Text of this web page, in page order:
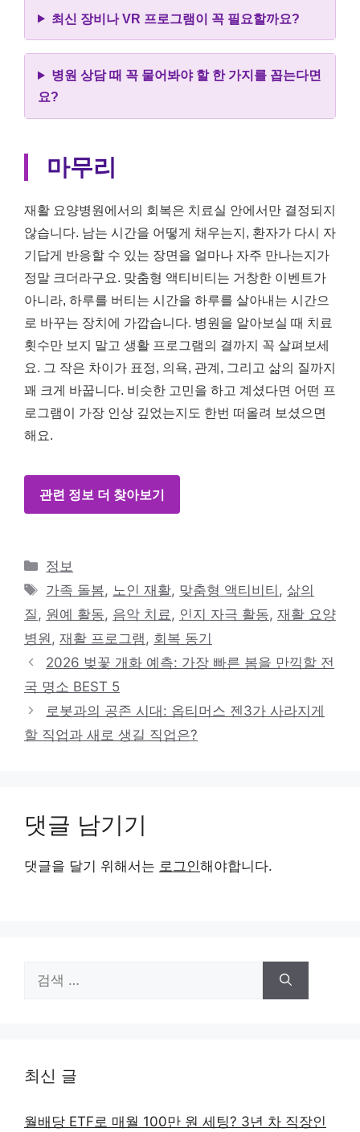
최신 장비나 VR 프로그램이 꼭 필요할까요?
병원 상담 때 꼭 물어봐야 할 한 가지를 꼽는다면
요?
마무리
재활 요양병원에서의 회복은 치료실 안에서만 결정되지
않습니다. 남는 시간을 어떻게 채우는지, 환자가 다시 자
기답게 반응할 수 있는 장면을 얼마나 자주 만나는지가
정말 크더라구요. 맞춤형 액티비티는 거창한 이벤트가
아니라, 하루를 버티는 시간을 하루를 살아내는 시간으
로 바꾸는 장치에 가깝습니다. 병원을 알아보실 때 치료
횟수만 보지 말고 생활 프로그램의 결까지 꼭 살펴보세
요. 그 작은 차이가 표정, 의욕, 관계, 그리고 삶의 질까지
꽤 크게 바꿉니다. 비슷한 고민을 하고 계셨다면 어떤 프
로그램이 가장 인상 깊었는지도 한번 떠올려 보셨으면
해요.
관련 정보 더 찾아보기
카
테
리
정보
태
그
가족 돌봄, 노인 재활, 맞춤형 액티비티 , 삶의
질 , 원예 활동, 음악 치료, 인지 자극 활동, 재활 요양
병원 , 재활 프로그램, 회복 동기
2026 벚꽃 개화 예측: 가장 빠른 봄을 만끽할 전
국 명소 BEST 5
로봇과의 공존 시대: 옵티머스 젠3가 사라지게
할 직업과 새로 생길 직업은?
댓글 남기기
댓글을 달기 위해서는 로그인해야합니다.
색:
최신 글
월배당 ETF로 매월 100만 원 세팅? 3년 차 직장인